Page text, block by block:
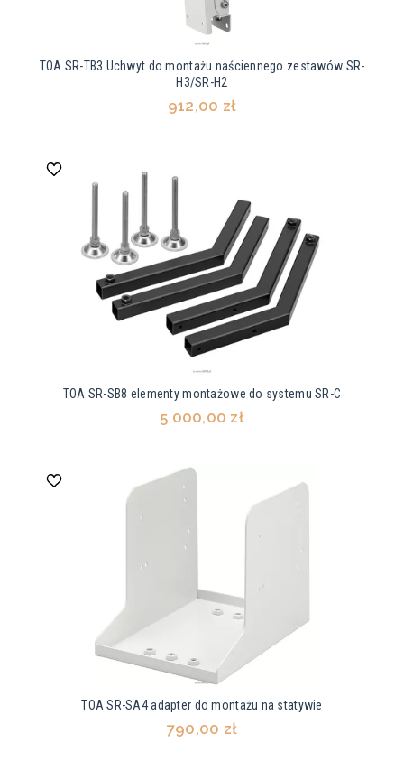
TOA SR-TB3 Uchwyt do montażu naściennego zestawów SR-
H3/SR-H2
912,00 zł
TOA SR-SB8 elementy montażowe do systemu SR-C
5 000,00 zł
TOA SR-SA4 adapter do montażu na statywie
790,00 zł